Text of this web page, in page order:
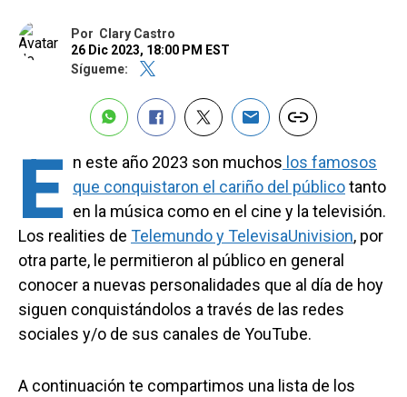
Por Clary Castro
26 Dic 2023, 18:00 PM EST
Sígueme:
E n este año 2023 son muchos los famosos
que conquistaron el cariño del públicotanto
en la música como en el cine y la televisión.
Los realities de Telemundo y TelevisaUnivision, por
otra parte, le permitieron al público en general
conocer a nuevas personalidades que al día de hoy
siguen conquistándolos a través de las redes
sociales y/o de sus canales de YouTube.
A continuación te compartimos una lista de los